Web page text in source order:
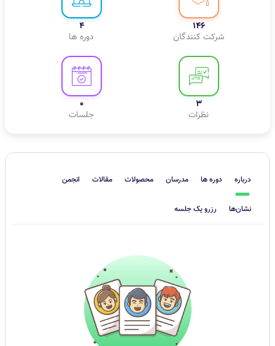
146
شرکت کنندگان
4
دوره ها
3
نظرات
0
جلسات
درباره دوره ها مدرسان محصولات مقالات انجمن
نشان‌ها رزرو یک جلسه